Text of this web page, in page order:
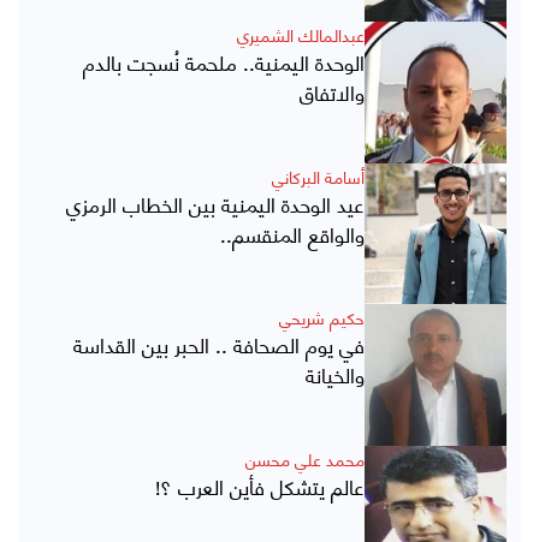
عبدالمالك الشميري
الوحدة اليمنية.. ملحمة نُسجت بالدم
والاتفاق
أسامة البركاني
عيد الوحدة اليمنية بين الخطاب الرمزي
والواقع المنقسم..
حكيم شريحي
في يوم الصحافة .. الحبر بين القداسة
والخيانة
محمد علي محسن
عالم يتشكل فأين العرب ؟!